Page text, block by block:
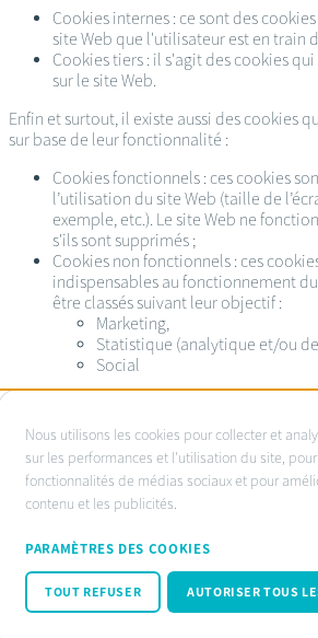
Cookies internes : ce sont des
site Web que l'utilisateur est en train
Cookies tiers : il s'agit des cookies
sur le site Web.
Enfin et surtout, il existe aussi des cookies
sur base de leur fonctionnalité :
Cookies fonctionnels : ces cookies
l’utilisation du site Web (taille de
exemple, etc.). Le site Web ne
s'ils sont supprimés ;
Cookies non fonctionnels : ces
indispensables au fonctionnement
être classés suivant leur objectif :
Marketing,
Statistique (analytique et/ou de
Social
Service d’ombudsman
www.ombudsnotaire.be
Privacy Policy notaire.be
Cookie policy
Code de conduite RGPD
© Fednot 2026
À
propos
des
cookies
sur
ce
site
Nous utilisons les cookies pour collecter et
sur les performances et l'utilisation du site,
fonctionnalités de médias sociaux et pour
contenu et les publicités.
PARAMÈTRES DES COOKIES
TOUT REFUSER AUTORISER TOUS